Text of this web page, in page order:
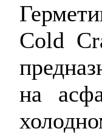
Cold
на